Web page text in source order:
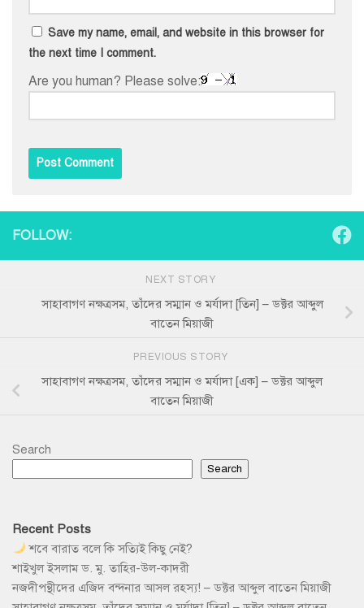
Save my name, email, and website in this browser for
the next time I comment.
Are you human? Please solve:
FOLLOW:
NEXT STORY
সাহাবাগণ নক্ষত্রসম, তাঁদের সম্মান ও মর্যাদা [তিন] – ডক্টর আব্দুল
বাতেন মিয়াজী
PREVIOUS STORY
সাহাবাগণ নক্ষত্রসম, তাঁদের সম্মান ও মর্যাদা [এক] – ডক্টর আব্দুল
বাতেন মিয়াজী
Search
Search
Recent Posts
শবে বারাত বলে কি সত্যিই কিছু নেই?
শাইখুল ইসলাম ড. মু. তাহির-উল-কাদরী
নজদীপন্থীদের এজিদ বন্দনার আসল রহস্য! – ডক্টর আব্দুল বাতেন মিয়াজী